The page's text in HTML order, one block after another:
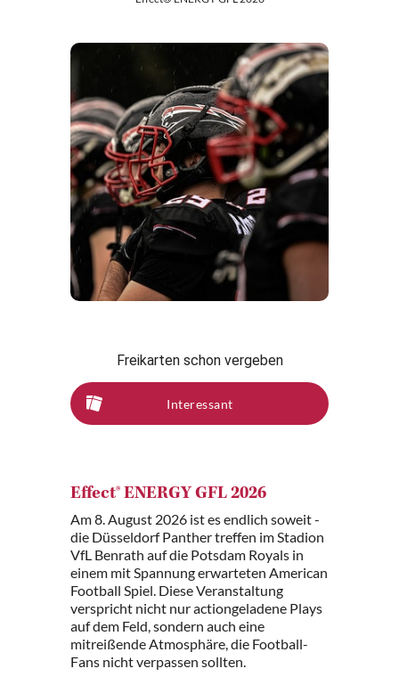
Freikarten schon vergeben
Interessant
Effect® ENERGY GFL 2026
Am 8. August 2026 ist es endlich soweit -
die Düsseldorf Panther treffen im Stadion
VfL Benrath auf die Potsdam Royals in
einem mit Spannung erwarteten American
Football Spiel. Diese Veranstaltung
verspricht nicht nur actiongeladene Plays
auf dem Feld, sondern auch eine
mitreißende Atmosphäre, die Football-
Fans nicht verpassen sollten.